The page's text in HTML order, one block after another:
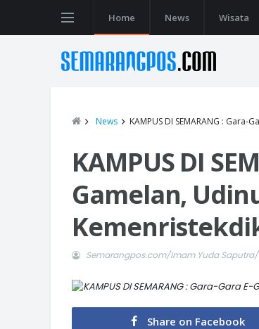
Home News Wisata
News KAMPUS DI SEMARANG :
KAMPUS DI
Gamelan,
Semarangpos.com/Imam Yuda
Share on Facebook